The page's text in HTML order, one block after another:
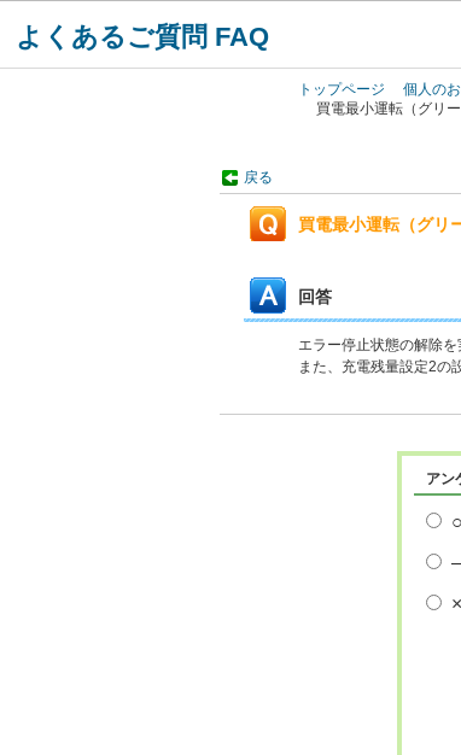
よくあるご質問 FAQ
トップページ 個人の
買電最小運転（グリ
戻る
買電最小運転（グリ
回答
エラー停止状態の解除
また、充電残量設定2の
アン